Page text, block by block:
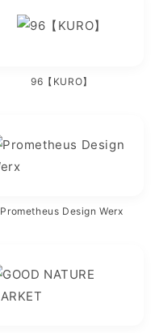
96【KURO】
Prometheus Design Werx